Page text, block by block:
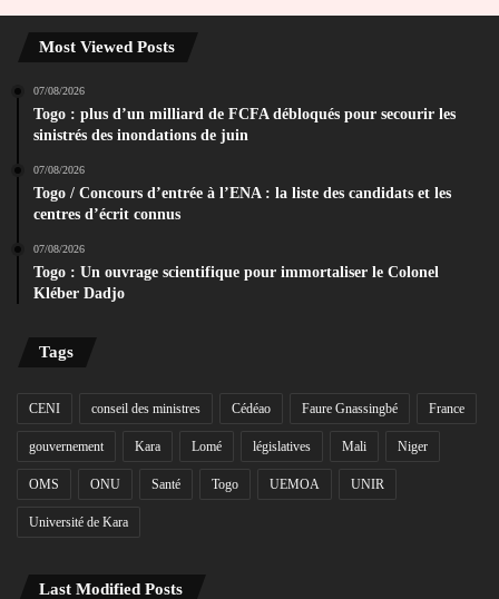
Most Viewed Posts
07/08/2026
Togo : plus d’un milliard de FCFA débloqués pour secourir les
sinistrés des inondations de juin
07/08/2026
Togo / Concours d’entrée à l’ENA : la liste des candidats et les
centres d’écrit connus
07/08/2026
Togo : Un ouvrage scientifique pour immortaliser le Colonel
Kléber Dadjo
Tags
CENI conseil des ministres Cédéao Faure Gnassingbé France
gouvernement Kara Lomé législatives Mali Niger
OMS ONU Santé Togo UEMOA UNIR
Université de Kara
Last Modified Posts